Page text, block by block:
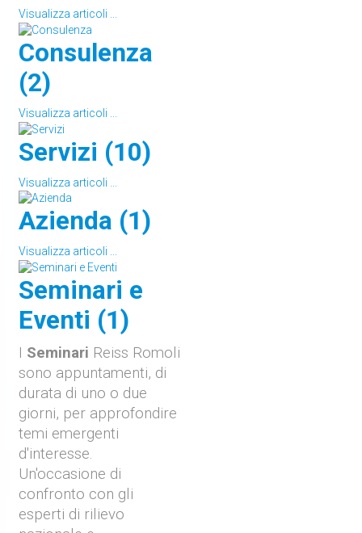
Visualizza articoli ...
Consulenza
(2)
Visualizza articoli ...
Servizi (10)
Visualizza articoli ...
Azienda (1)
Visualizza articoli ...
Seminari e
Eventi (1)
I Seminari Reiss Romoli
sono appuntamenti, di
durata di uno o due
giorni, per approfondire
temi emergenti
d'interesse.
Un'occasione di
confronto con gli
esperti di rilievo